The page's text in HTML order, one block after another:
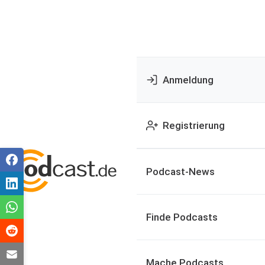
Anmeldung
Registrierung
Podcast-News
Finde Podcasts
Mache Podcasts